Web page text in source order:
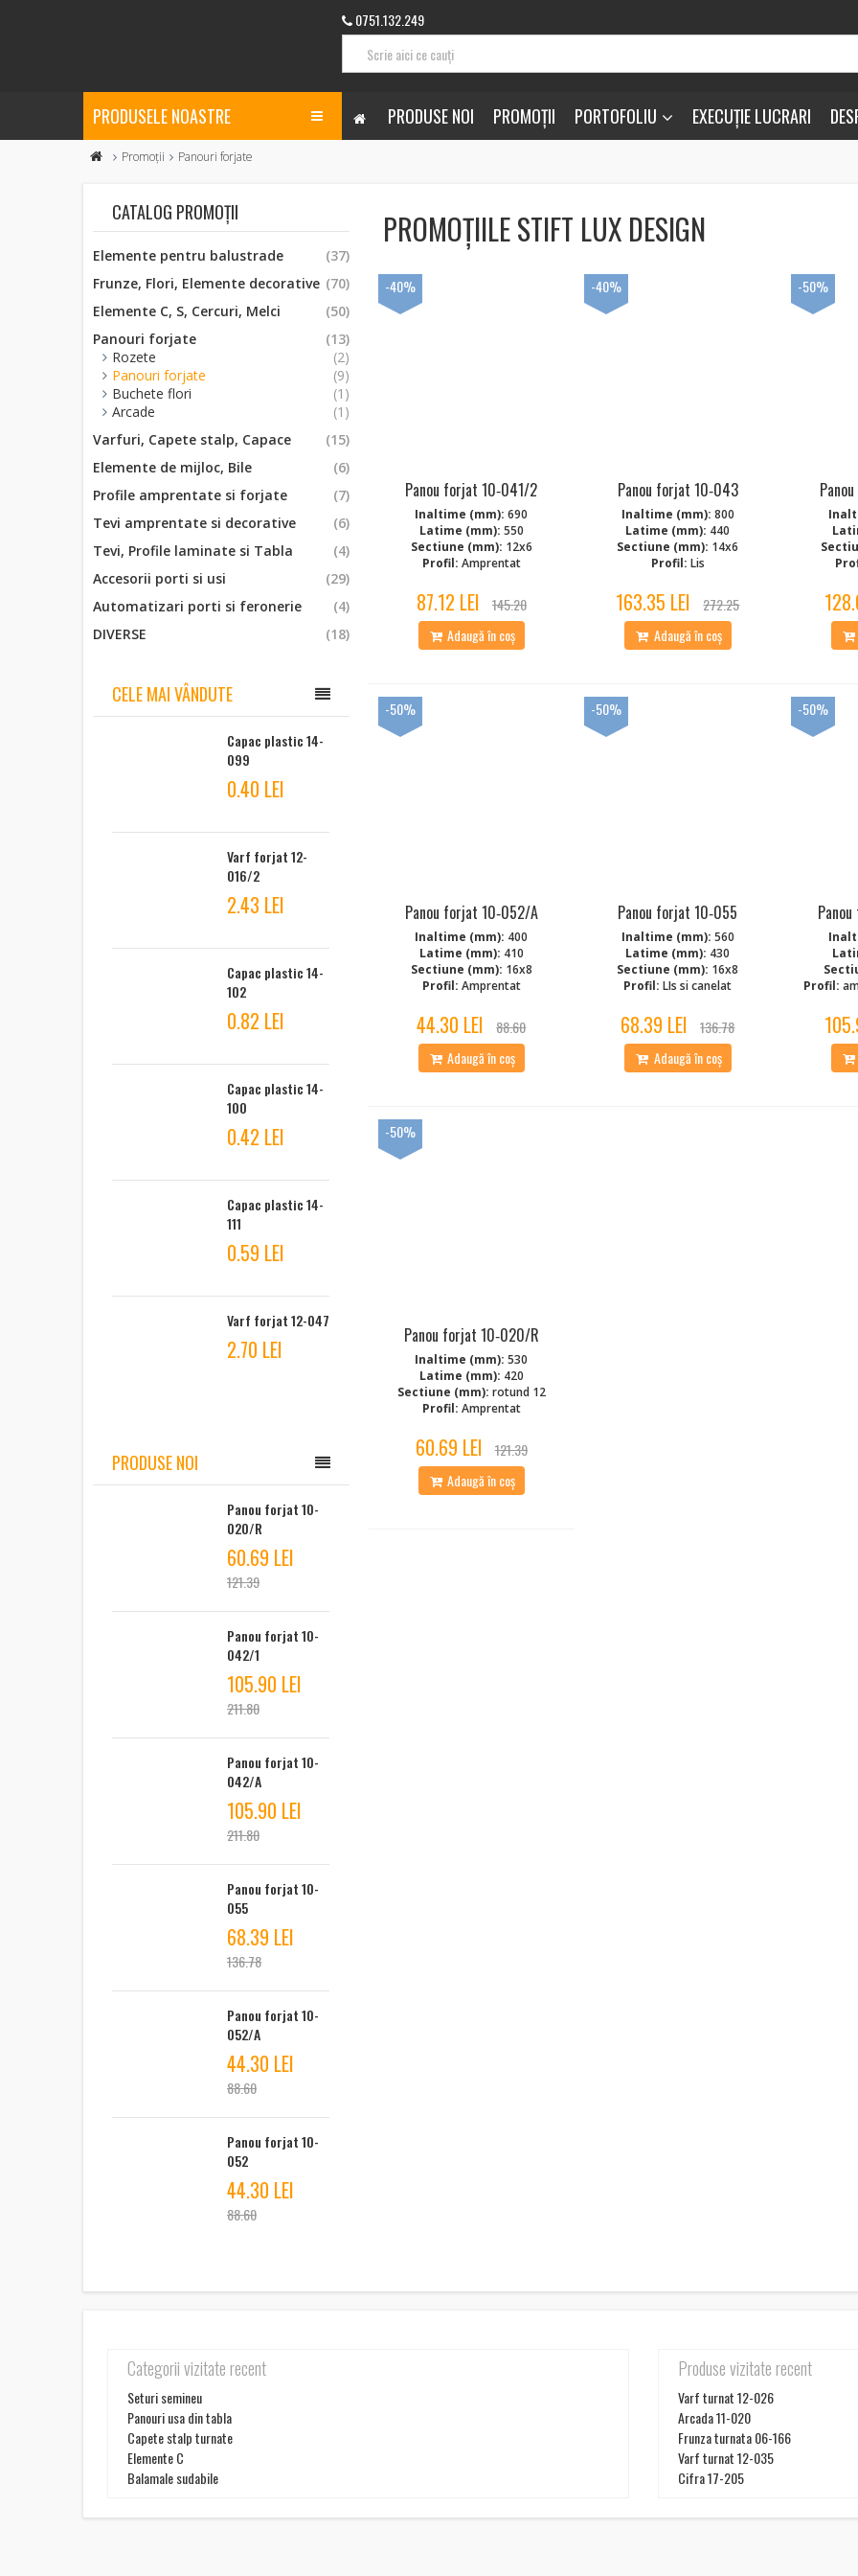
0751.132.249
PRODUSELE NOASTRE PRODUSE NOI PROMOȚII PORTOFOLIU EXECUȚIE LUCRARI
Promoții Panouri forjate
PROMOȚIILE STIFT LUX DESIGN
Panou forjat 10‑041/2
Inaltime (mm): 690
Latime (mm): 550
Sectiune (mm): 12x6
Profil: Amprentat
87.12 LEI 145.20
-40%
Adaugă în coș
Panou forjat 10‑043
Inaltime (mm): 800
Latime (mm): 440
Sectiune (mm): 14x6
Profil: Lis
163.35 LEI 272.25
-40%
Adaugă în coș
-50%
Panou forjat 10‑052/A
Inaltime (mm): 400
Latime (mm): 410
Sectiune (mm): 16x8
Profil: Amprentat
44.30 LEI 88.60
-50%
Adaugă în coș
Panou forjat 10‑055
Inaltime (mm): 560
Latime (mm): 430
Sectiune (mm): 16x8
Profil: LIs si canelat
68.39 LEI 136.78
-50%
Adaugă în coș
Profil:
-50%
Panou forjat 10‑020/R
Inaltime (mm): 530
Latime (mm): 420
Sectiune (mm): rotund 12
Profil: Amprentat
60.69 LEI 121.39
-50%
Adaugă în coș
CATALOG PROMOȚII
Elemente pentru balustrade
(37)
Frunze, Flori, Elemente decorative (70)
Elemente C, S, Cercuri, Melci
(50)
Panouri forjate
(13)
Rozete
(2)
Panouri forjate
(9)
Buchete flori
(1)
Arcade
(1)
Varfuri, Capete stalp, Capace
(15)
Elemente de mijloc, Bile
(6)
Profile amprentate si forjate
(7)
Tevi amprentate si decorative
(6)
Tevi, Profile laminate si Tabla
(4)
Accesorii porti si usi
(29)
Automatizari porti si feronerie
(4)
DIVERSE
(18)
CELE MAI VÂNDUTE
Capac plastic 14-
099
0.40 LEI
Varf forjat 12-
016/2
2.43 LEI
Capac plastic 14-
102
0.82 LEI
Capac plastic 14-
100
0.42 LEI
Capac plastic 14-
111
0.59 LEI
Varf forjat 12-047
2.70 LEI
PRODUSE NOI
Panou forjat 10-
020/R
60.69 LEI
121.39
Panou forjat 10-
042/1
105.90 LEI
211.80
Panou forjat 10-
042/A
105.90 LEI
211.80
Panou forjat 10-
055
68.39 LEI
136.78
Panou forjat 10-
052/A
44.30 LEI
88.60
Panou forjat 10-
052
44.30 LEI
88.60
Categorii vizitate recent
Seturi semineu
Panouri usa din tabla
Capete stalp turnate
Elemente C
Balamale sudabile
Produse vizitate recent
Varf turnat 12-026
Arcada 11-020
Frunza turnata 06-166
Varf turnat 12-035
Cifra 17-205